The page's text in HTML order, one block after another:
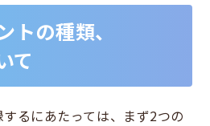
の種類、
て
るにあたっては、まず2つの